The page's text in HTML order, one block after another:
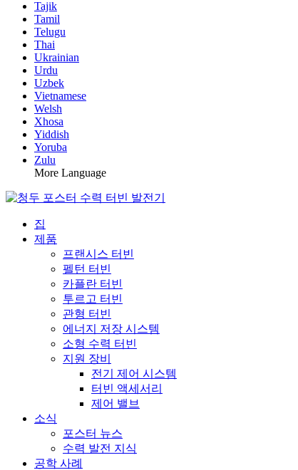
Tajik
Tamil
Telugu
Thai
Ukrainian
Urdu
Uzbek
Vietnamese
Welsh
Xhosa
Yiddish
Yoruba
Zulu
More Language
집
제품
프랜시스 터빈
펠턴 터빈
카플란 터빈
투르고 터빈
관형 터빈
에너지 저장 시스템
소형 수력 터빈
지원 장비
전기 제어 시스템
터빈 액세서리
제어 밸브
소식
포스터 뉴스
수력 발전 지식
공학 사례